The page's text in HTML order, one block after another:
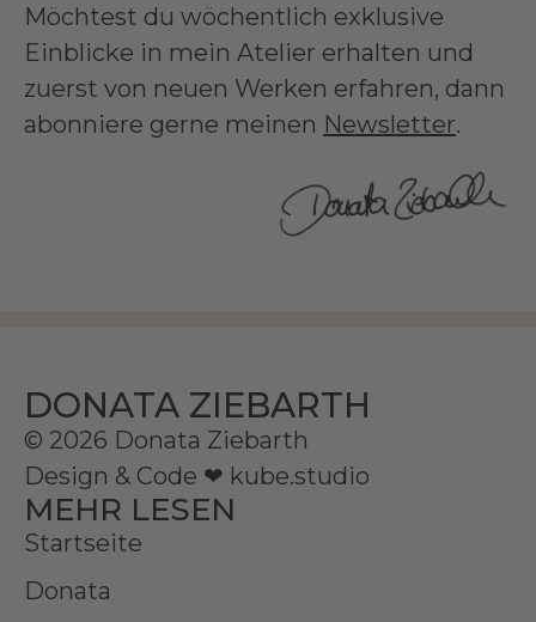
Möchtest du wöchentlich exklusive
Einblicke in mein Atelier erhalten und
zuerst von neuen Werken erfahren, dann
abonniere gerne meinen Newsletter.
DONATA ZIEBARTH
© 2026 Donata Ziebarth
Design & Code ❤ kube.studio
MEHR LESEN
Startseite
Donata